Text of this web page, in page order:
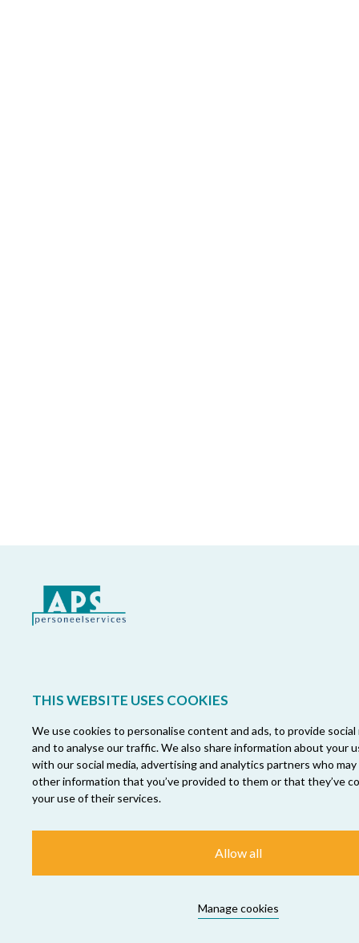
THIS WEBSITE USES COOKIES
We use cookies to personalise content and ads, to provide
and to analyse our traffic. We also share information about your
with our social media, advertising and analytics partners who
other information that you’ve provided to them or that they’ve
your use of their services.
Allow all
Manage cookies